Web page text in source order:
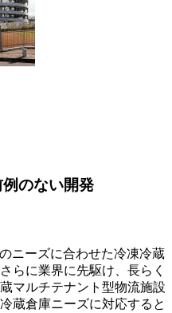
のない開発
ニーズに合わせた冷凍冷蔵
らに業界に先駆け、長らく
マルチテナント型物流施設
蔵倉庫ニーズに対応すると